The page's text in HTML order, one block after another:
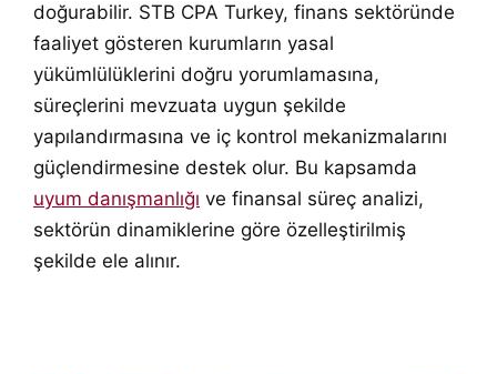
doğurabilir. STB CPA Turkey, finans sektöründe
faaliyet gösteren kurumların yasal
yükümlülüklerini doğru yorumlamasına,
süreçlerini mevzuata uygun şekilde
yapılandırmasına ve iç kontrol mekanizmalarını
güçlendirmesine destek olur. Bu kapsamda
uyum danışmanlığı ve finansal süreç analizi,
sektörün dinamiklerine göre özelleştirilmiş
şekilde ele alınır.